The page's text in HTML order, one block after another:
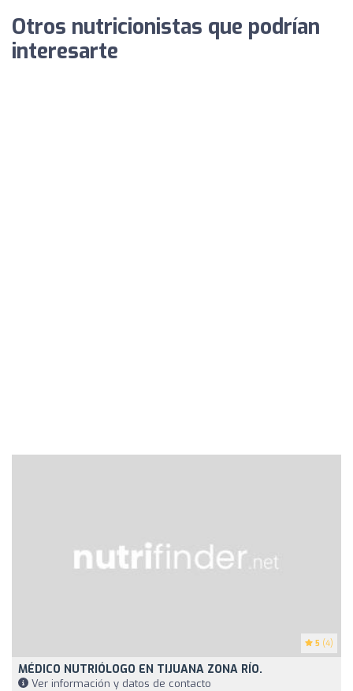
Otros nutricionistas que podrían
interesarte
5 (4)
MÉDICO NUTRIÓLOGO EN TIJUANA ZONA RÍO.
Ver información y datos de contacto